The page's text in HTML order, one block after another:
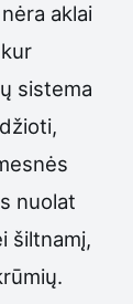
aklai
sistema
nuolat
šiltnamį,